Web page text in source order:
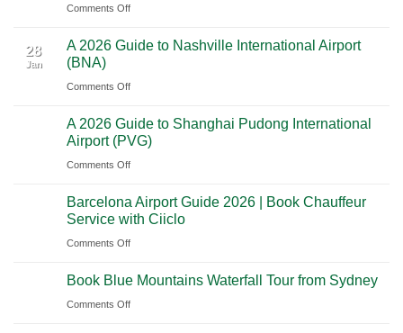
Road
Through
National
to
The
Cultural
Across
Southern
Mexico
Comments Offon
Mexico
Highlights:
Luxury
Travel
Journey
Playa
del
Carmen
Tulum
28
Jan
A 2026 Guide to Nashville International Airport
(BNA)
Comments Offon
2026
Guide
to
International
Airport
(BNA)
A 2026 Guide to Shanghai Pudong International
Airport (PVG)
Comments Offon
2026
Guide
to
Pudong
International
Barcelona Airport Guide 2026 | Book Chauffeur
Service with Ciiclo
Comments Offon
Airport
Guide
Book Blue Mountains Waterfall Tour from Sydney
Comments Offon